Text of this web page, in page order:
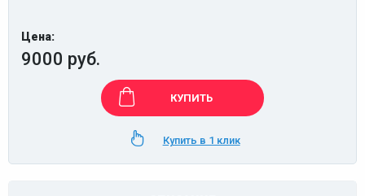
Цена:
9000 руб.
КУПИТЬ
Купить в 1 клик